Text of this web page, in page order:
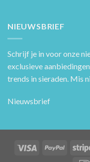
NIEUWSBRIEF
Schrijf je in voor onze
exclusieve
trends in sieraden. Mis
Nieuwsbrief